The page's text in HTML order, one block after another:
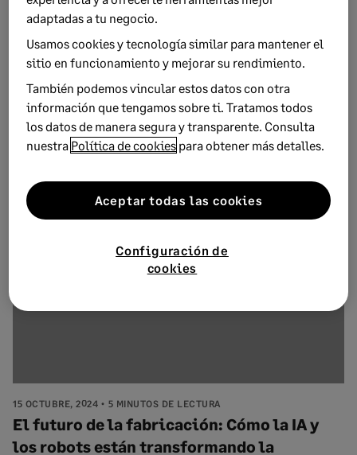
16 OCTUBRE, 2024 6 MINUTOS DE LECTURA
Desafíos en la transición hacia la
15 OCTUBRE, 2024 5 MINUTOS DE LECTURA
El futuro de la fabricación: Cómo la IA y
los robots están transformando la
adaptadas a tu negocio.
Usamos cookies y tecnología similar para mantener el
sitio en funcionamiento y mejorar su rendimiento.
También podemos vincular estos datos con otra
información que tengamos sobre ti. Tratamos todos
los datos de manera segura y transparente. Consulta
nuestra Política de cookies para obtener más detalles.
Configuración de
cookies
Aceptar todas las cookies